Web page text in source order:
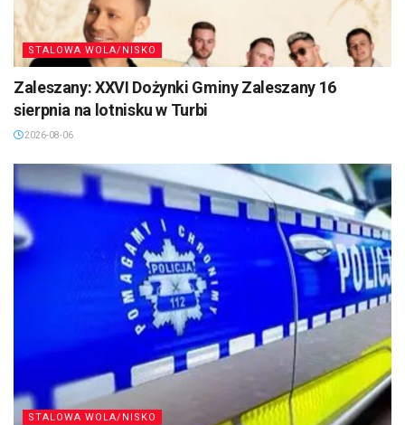
STALOWA WOLA/NISKO
Zaleszany: XXVI Dożynki Gminy Zaleszany 16
sierpnia na lotnisku w Turbi
2026-08-06
STALOWA WOLA/NISKO